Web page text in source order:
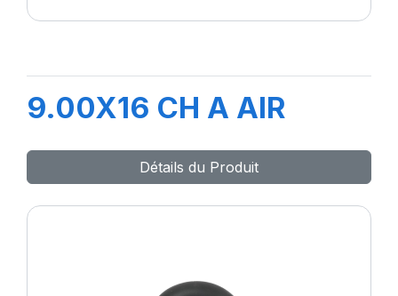
9.00X16 CH A AIR
Détails du Produit